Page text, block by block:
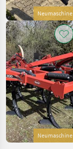
Neumaschine
Neumaschine